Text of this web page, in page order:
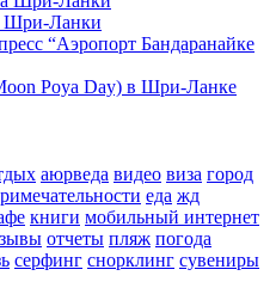
Шри-Ланки
“Аэропорт Бандаранайке
Poya Day) в Шри-Ланке
аюрведа видео виза город
еда жд
книги мобильный интернет
отчеты пляж погода
серфинг снорклинг сувениры